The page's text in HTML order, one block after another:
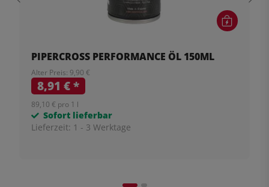
PIPERCROSS PERFORMANCE ÖL 150ML
Alter Preis: 9,90 €
8,91 €*
89,10 € pro 1 l
Sofort lieferbar
Lieferzeit: 1 - 3 Werktage